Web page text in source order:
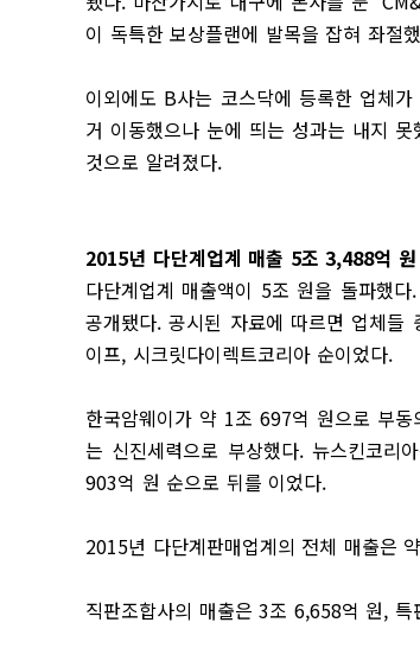
이 독특한 보상플랜에 발목을 잡혀 좌절
이외에도 B사는 코스닥에 등록한 업체
거 이동했으나 눈에 띄는 성과는 내지
것으로 알려졌다.
2015년 다단계업계 매출 5조 3,488억 원
다단계업계 매출액이 5조 원을 돌파했
공개됐다. 공시된 자료에 따르면 업체들
이프, 시크릿다이렉트코리아 순이었다.
한국암웨이가 약 1조 697억 원으로 부
는 신진세력으로 부상했다. 뉴스킨코리
903억 원 순으로 뒤를 이었다.
2015년 다단계판매업계의 전체 매출은
직판조합사의 매출은 3조 6,658억 원,